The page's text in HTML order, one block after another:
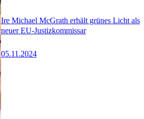
Ire Michael McGrath erhält grünes Licht als
neuer EU-Justizkommissar
05.11.2024